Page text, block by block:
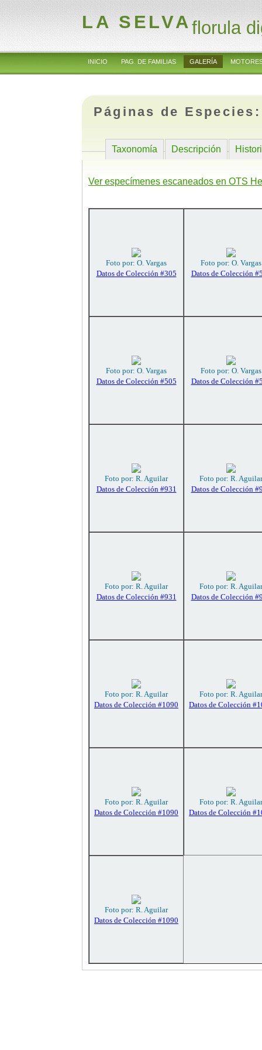
LA SELVAflorula
INICIO PAG. DE FAMILIAS GALERÍA
Páginas de
Taxonomía Descripción
Ver especímenes escaneados en OTS
Foto por: O. Vargas
Datos de Colección #305
Foto por: O. Vargas
Datos de Colección
Foto por: O. Vargas
Datos de Colección #505
Foto por: O. Vargas
Datos de Colección
Foto por: R. Aguilar
Datos de Colección #931
Foto por: R. Aguilar
Datos de Colección
Foto por: R. Aguilar
Datos de Colección #931
Foto por: R. Aguilar
Datos de Colección
Foto por: R. Aguilar
Datos de Colección #1090
Foto por: R. Aguilar
Datos de Colección
Foto por: R. Aguilar
Datos de Colección #1090
Foto por: R. Aguilar
Datos de Colección
Foto por: R. Aguilar
Datos de Colección #1090